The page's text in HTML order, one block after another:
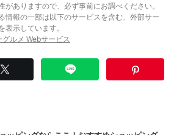
がありますので、必ず事前にお調べください。
情報の一部は以下のサービスを含む、外部サー
表示しています。
ルメ Webサービス